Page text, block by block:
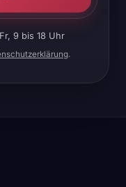
9 bis 18 Uhr
.